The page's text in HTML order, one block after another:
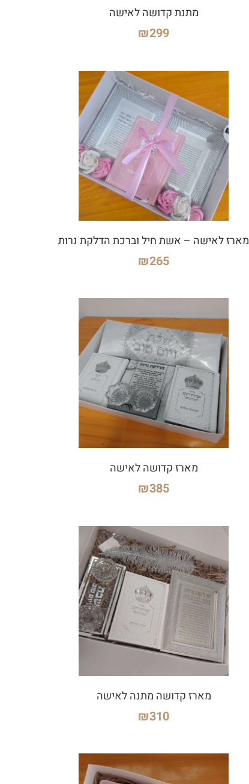
מתנת קדושה לאישה
₪299
מארז לאישה – אשת חיל וברכת הדלקת נרות
₪265
מארז קדושה לאישה
₪385
מארז קדושה מתנה לאישה
₪310